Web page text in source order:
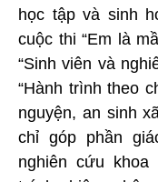
học tập và sinh
cuộc thi “Em là
“Sinh viên và
“Hành trình theo
nguyện, an sinh
chỉ góp phần
nghiên cứu